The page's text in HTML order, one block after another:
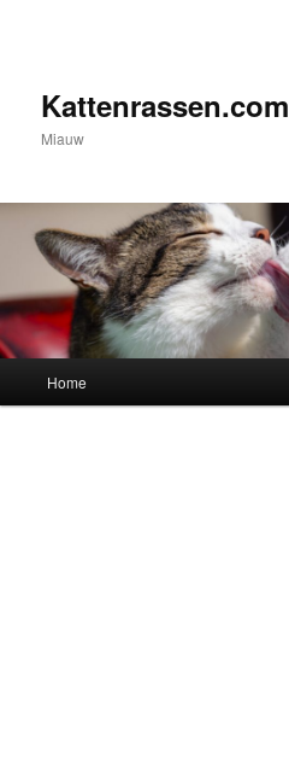
inhoudKattenrassen.com
Miauw
Home